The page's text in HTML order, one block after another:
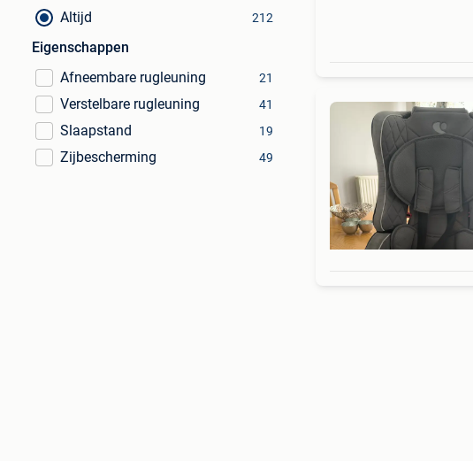
Altijd 212
Eigenschappen
Afneembare rugleuning
21
Verstelbare rugleuning 41
Slaapstand 19
Zijbescherming 49